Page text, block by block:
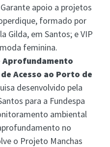
Garante apoio a projetos
formado por
Gilda, em Santos; e VIP
feminina.
Aprofundamento
Acesso ao Porto de
desenvolvido pela
para a Fundespa
ambiental
no
o Projeto Manchas